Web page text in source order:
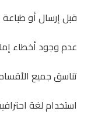
قبل إرسال أو طباعة
عدم وجود أخطاء
تناسق جميع
استخدام لغة